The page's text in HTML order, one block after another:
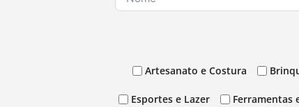
Artesanato e Costura
Esportes e Lazer Ferramentas